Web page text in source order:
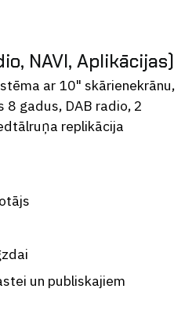
NAVI, Aplikācijas)
ar 10" skārienekrānu,
gadus, DAB radio, 2
replikācija
un publiskajiem